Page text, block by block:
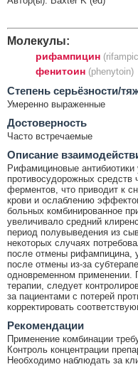
Молекулы:
рифампицин
фенитоин (phenytoin)
Cтепень серьёзности/
Умеренно выраженные
Достоверность
Часто встречаемые
Описание
Рифамициновые
противосудорожных средств
ферментов, что приводит к
крови и ослаблению
больных комбинированное
увеличивало средний
период полувыведения из
некоторых случаях
после отмены рифампицина,
после отмены из-за
одновременном применении.
терапии, следует
за пациентами с потерей
корректировать
Рекомендации
Применение комбинации
Контроль концентрации
Необходимо наблюдать за